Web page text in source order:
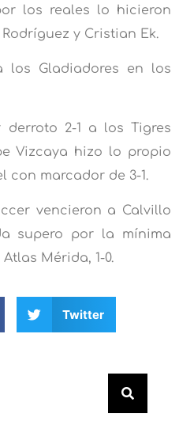
los reales lo hicieron
y Cristian Ek.
los Gladiadores en los
derroto 2-1 a los Tigres
Vizcaya hizo lo propio
con marcador de 3-1.
vencieron a Calvillo
supero por la mínima
Mérida, 1-0.
Twitter